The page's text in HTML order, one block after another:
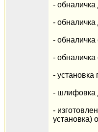
- обналичка
- обналичка
- обналичка
- обналичка
- установка
- шлифовка
-
установка)